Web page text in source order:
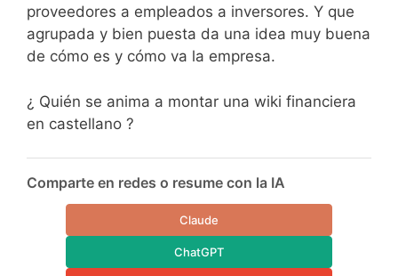
proveedores a empleados a inversores. Y que
agrupada y bien puesta da una idea muy buena
de cómo es y cómo va la empresa.
¿ Quién se anima a montar una wiki financiera
en castellano ?
Comparte en redes o resume con la IA
Claude
ChatGPT